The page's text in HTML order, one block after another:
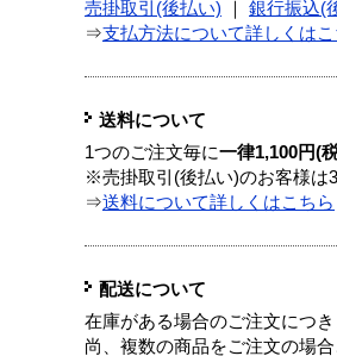
売掛取引(後払い) 銀行振込(
⇒支払方法について詳しくはこ
送料について
1つのご注文毎に一律1,100円(
※売掛取引(後払い)のお客様は
⇒送料について詳しくはこちら
配送について
在庫がある場合のご注文につ
尚、複数の商品をご注文の場